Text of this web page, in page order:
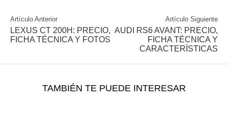
Artículo Anterior
LEXUS CT 200H: PRECIO,
FICHA TÉCNICA Y FOTOS
Artículo Siguiente
AUDI RS6 AVANT: PRECIO,
FICHA TÉCNICA Y
CARACTERÍSTICAS
TAMBIÉN TE PUEDE INTERESAR